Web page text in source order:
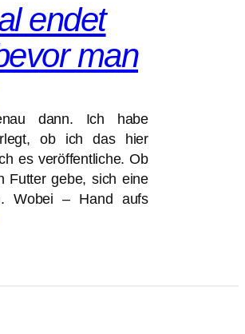
endet
man
dann. Ich habe
ob ich das hier
es veröffentliche. Ob
Futter gebe, sich eine
Wobei – Hand aufs